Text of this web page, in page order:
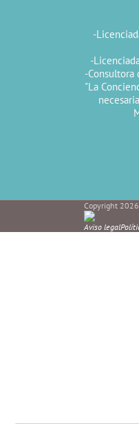
-
-
-Consultora
"La
Copyright
Aviso legal